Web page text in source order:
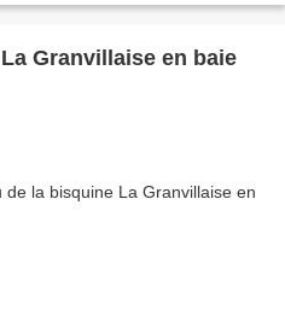
Granvillaise en baie